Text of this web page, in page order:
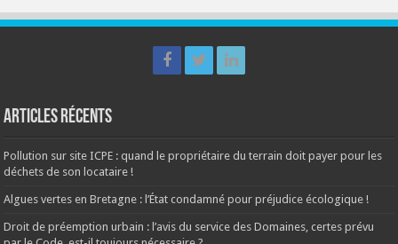
Articles récents
Pollution sur site ICPE : quand le propriétaire du terrain doit payer pour les
déchets de son locataire !
Algues vertes en Bretagne : l’État condamné pour préjudice écologique !
Droit de préemption urbain : l’avis du service des Domaines, certes prévu